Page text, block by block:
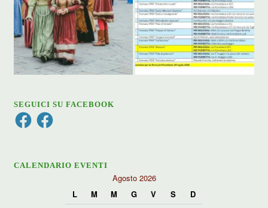
SEGUICI SU FACEBOOK
FacebookFacebook
CALENDARIO EVENTI
Agosto 2026
L
M M G V S
D